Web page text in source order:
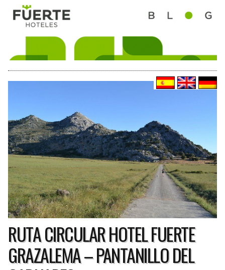
RUTA CIRCULAR HOTEL FUERTE
GRAZALEMA – PANTANILLO DEL